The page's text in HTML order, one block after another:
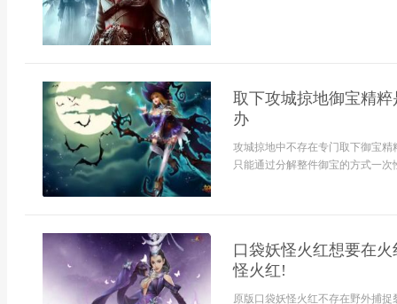
取下攻城掠地御宝精
办
攻城掠地中不存在专门取下御宝
只能通过分解整件御宝的方式一
口袋妖怪火红想要在
怪火红!
原版口袋妖怪火红不存在野外捕